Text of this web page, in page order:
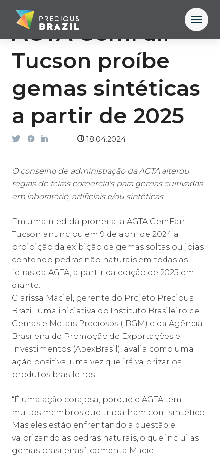
AGTA GemFair
Tucson proíbe
gemas sintéticas
a partir de 2025
18.04.2024
O conselho de administração da AGTA alterou
regras de feiras comerciais para gemas cultivadas
em laboratório, artificiais e/ou sintéticas.
Em uma medida pioneira, a AGTA GemFair
Tucson anunciou em 9 de abril de 2024 a
proibição da exibição de gemas soltas ou joias
contendo pedras não naturais em todas as
feiras da AGTA, a partir da edição de 2025 em
diante.
Clarissa Maciel, gerente do Projeto Precious
Brazil, uma iniciativa do Instituto Brasileiro de
Gemas e Metais Preciosos (IBGM) e da Agência
Brasileira de Promoção de Exportações e
Investimentos (ApexBrasil), avalia como uma
ação positiva, uma vez que irá valorizar os
produtos brasileiros.
“É uma ação corajosa, porque o AGTA tem
muitos membros que trabalham com sintético.
Mas eles estão enfrentando a questão e
valorizando as pedras naturais, o que inclui as
gemas brasileiras”, comenta Maciel.